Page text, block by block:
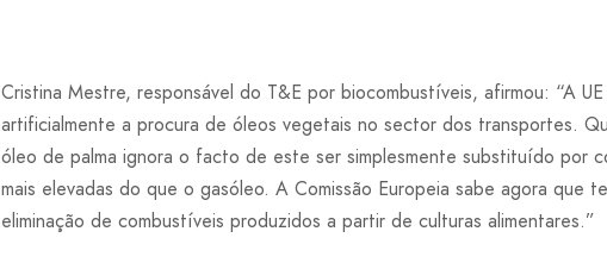
Cristina Mestre, responsável do T&E por biocombustíveis, afirmou: “A
artificialmente a procura de óleos vegetais no sector dos transportes.
óleo de palma ignora o facto de este ser simplesmente substituído por
mais elevadas do que o gasóleo. A Comissão Europeia sabe agora que
eliminação de combustíveis produzidos a partir de culturas alimentares.”